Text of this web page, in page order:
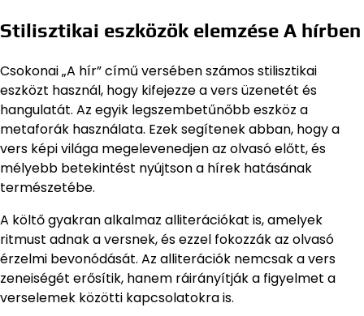
Stilisztikai eszközök elemzése A hírben
Csokonai „A hír” című versében számos stilisztikai
eszközt használ, hogy kifejezze a vers üzenetét és
hangulatát. Az egyik legszembetűnőbb eszköz a
metaforák használata. Ezek segítenek abban, hogy a
vers képi világa megelevenedjen az olvasó előtt, és
mélyebb betekintést nyújtson a hírek hatásának
természetébe.
A költő gyakran alkalmaz alliterációkat is, amelyek
ritmust adnak a versnek, és ezzel fokozzák az olvasó
érzelmi bevonódását. Az alliterációk nemcsak a vers
zeneiségét erősítik, hanem ráirányítják a figyelmet a
verselemek közötti kapcsolatokra is.